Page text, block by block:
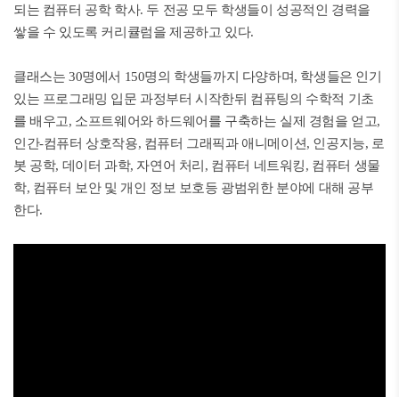
되는 컴퓨터 공학 학사. 두 전공 모두 학생들이 성공적인 경력을
쌓을 수 있도록 커리큘럼을 제공하고 있다.
클래스는 30명에서 150명의 학생들까지 다양하며, 학생들은 인기
있는 프로그래밍 입문 과정부터 시작한뒤 컴퓨팅의 수학적 기초
를 배우고, 소프트웨어와 하드웨어를 구축하는 실제 경험을 얻고,
인간-컴퓨터 상호작용, 컴퓨터 그래픽과 애니메이션, 인공지능, 로
봇 공학, 데이터 과학, 자연어 처리, 컴퓨터 네트워킹, 컴퓨터 생물
학, 컴퓨터 보안 및 개인 정보 보호등 광범위한 분야에 대해 공부
한다.